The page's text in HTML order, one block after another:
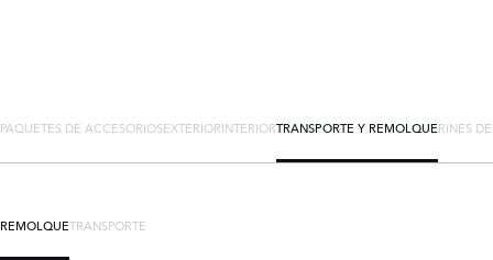
PAQUETES DE ACCESORIOSEXTERIORINTERIORTRANSPORTE Y REMOLQUERINES
REMOLQUETRANSPORTE